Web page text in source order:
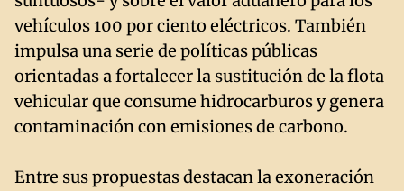
vehículos 100 por ciento eléctricos. También
impulsa una serie de políticas públicas
orientadas a fortalecer la sustitución de la flota
vehicular que consume hidrocarburos y genera
contaminación con emisiones de carbono.
Entre sus propuestas destacan la exoneración